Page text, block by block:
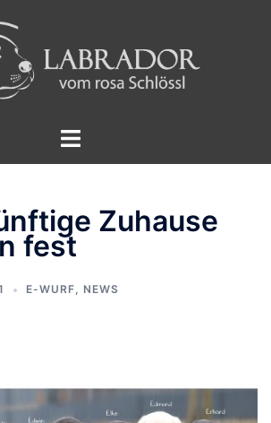
Menü
Zuhause
fest
E-WURF, NEWS